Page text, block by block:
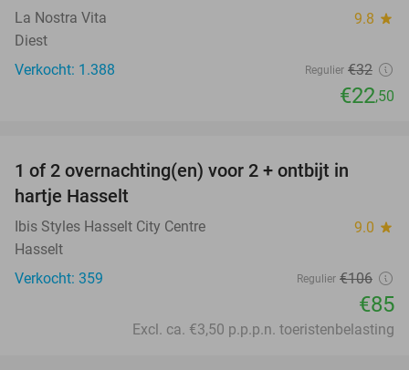
La Nostra Vita 9.8 star
Diest
Verkocht: 1.388
Regulier €32
€22,50
1 of 2 overnachting(en) voor 2 + ontbijt in
hartje Hasselt
Ibis Styles Hasselt City Centre 9.0 star
Hasselt
Verkocht: 359
Regulier €106
€85
Excl. ca. €3,50 p.p.p.n. toeristenbelasting